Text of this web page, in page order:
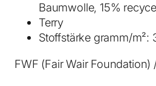
r
Baumwolle, 15%
Terry
Stoffstärke gramm/m²:
FWF (Fair Wair Foundation)